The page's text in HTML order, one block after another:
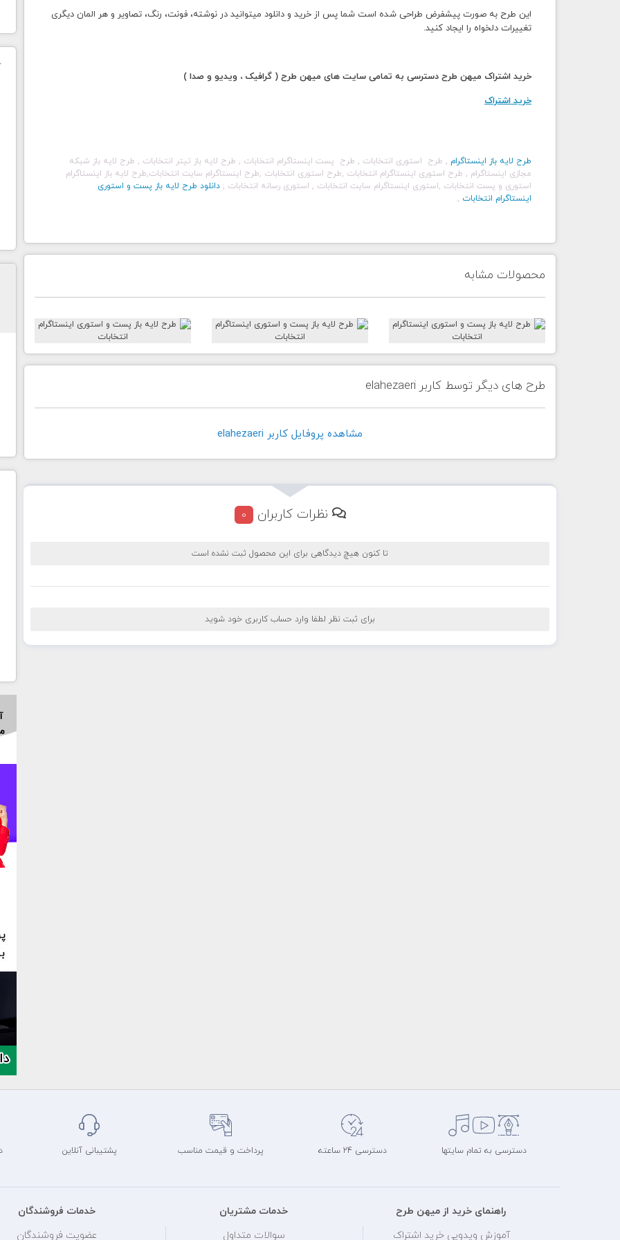
این طرح به صورت پیشفرض طراحی شده است شما پس از خرید و دانلود میتوانید در نوشته، فونت، رنگ، تصاویر و هر المان دیگری
تغییرات دلخواه را ایجاد کنید.
خرید اشتراک میهن طرح دسترسی به تمامی سایت های میهن طرح ( گرافیک ، ویدیو و صدا )
خرید اشتراک
طرح لایه باز اینستاگرام , طرح استوری انتخابات , طرح پست اینستاگرام انتخابات , طرح لایه باز تیتر انتخابات , طرح لایه باز شبکه
مجازی اینستاگرام , طرح استوری اینستاگرام انتخابات ,طرح استوری انتخابات ,طرح اینستاگرام سایت انتخابات,طرح لایه باز اینستاگرام
استوری و پست انتخابات ,استوری اینستاگرام سایت انتخابات , استوری رسانه انتخابات , دانلود طرح لایه باز پست و استوری
اینستاگرام انتخابات ,
محصولات مشابه
طرح های دیگر توسط کاربر elahezaeri
مشاهده پروفايل کاربر elahezaeri
نظرات کاربران 0
تا کنون هیچ دیدگاهی برای این محصول ثبت نشده است
برای ثبت نظر لطفا وارد حساب کاربری خود شوید
دسترسی به تمام سایتها دسترسی 24 ساعته پرداخت و قیمت مناسب پشتیبانی آنلاین
راهنمای خرید از میهن طرح
آموزش ویدویی خرید اشتراک
خدمات مشتریان
سوالات متداول
خدمات فروشندگان
عضویت فروشندگان